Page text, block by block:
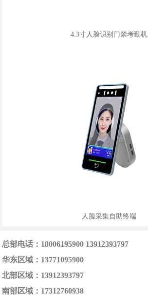
4.3寸人脸识别门禁考勤机
人脸采集自助终端
总部电话：18006195900 13912393797
华东区域：13771095900
北部区域：13912393797
南部区域：17312760938